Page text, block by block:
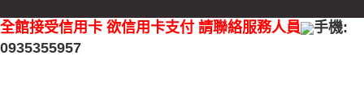
全館接受信用卡 欲信用卡支付 請聯絡服務人員
手機:
0935355957